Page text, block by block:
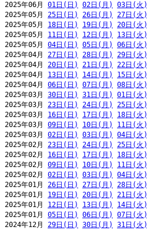
2025年06月 01日(日) 02日(月) 03日(火)
2025年05月 25日(日) 26日(月) 27日(火)
2025年05月 18日(日) 19日(月) 20日(火)
2025年05月 11日(日) 12日(月) 13日(火)
2025年05月 04日(日) 05日(月) 06日(火)
2025年04月 27日(日) 28日(月) 29日(火)
2025年04月 20日(日) 21日(月) 22日(火)
2025年04月 13日(日) 14日(月) 15日(火)
2025年04月 06日(日) 07日(月) 08日(火)
2025年03月 30日(日) 31日(月) 01日(火)
2025年03月 23日(日) 24日(月) 25日(火)
2025年03月 16日(日) 17日(月) 18日(火)
2025年03月 09日(日) 10日(月) 11日(火)
2025年03月 02日(日) 03日(月) 04日(火)
2025年02月 23日(日) 24日(月) 25日(火)
2025年02月 16日(日) 17日(月) 18日(火)
2025年02月 09日(日) 10日(月) 11日(火)
2025年02月 02日(日) 03日(月) 04日(火)
2025年01月 26日(日) 27日(月) 28日(火)
2025年01月 19日(日) 20日(月) 21日(火)
2025年01月 12日(日) 13日(月) 14日(火)
2025年01月 05日(日) 06日(月) 07日(火)
2024年12月 29日(日) 30日(月) 31日(火)